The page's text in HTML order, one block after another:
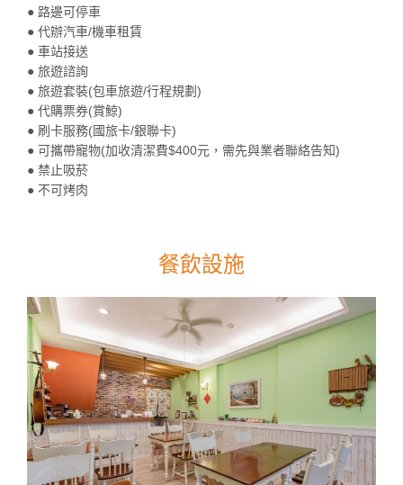
● 路邊可停車
● 代辦汽車/機車租賃
● 車站接送
● 旅遊諮詢
● 旅遊套裝(包車旅遊/行程規劃)
● 代購票券(賞鯨)
● 刷卡服務(國旅卡/銀聯卡)
● 可攜帶寵物(加收清潔費$400元，需先與業者聯絡告知)
● 禁止吸菸
● 不可烤肉
餐飲設施